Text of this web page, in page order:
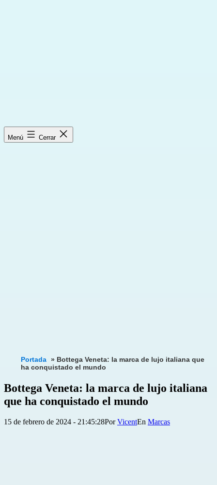
Menú Cerrar
Portada » Bottega Veneta: la marca de lujo italiana que
ha conquistado el mundo
Bottega Veneta: la marca de lujo italiana
que ha conquistado el mundo
Publicada
15 de febrero de 2024 - 21:45:28PorVicent
Categorizado
Marcas